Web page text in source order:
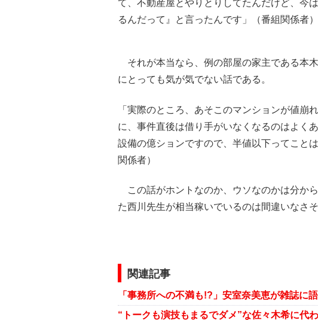
て、不動産屋とやりとりしてたんだけど、今
るんだって』と言ったんです」（番組関係者）
それが本当なら、例の部屋の家主である本
にとっても気が気でない話である。
「実際のところ、あそこのマンションが値崩
に、事件直後は借り手がいなくなるのはよく
設備の億ションですので、半値以下ってこ
関係者）
この話がホントなのか、ウソなのかは分か
た西川先生が相当稼いでいるのは間違いなさそ
関連記事